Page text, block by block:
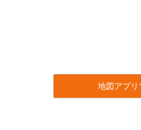
地図アプリ